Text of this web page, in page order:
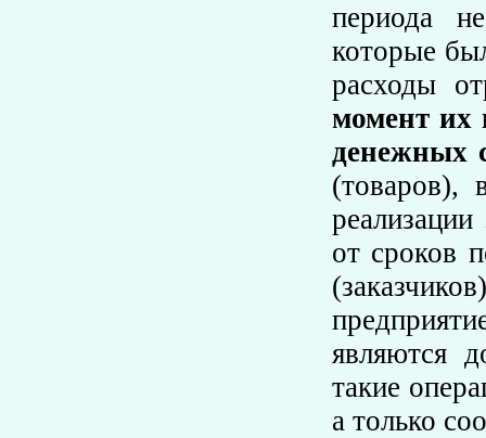
периода
которые
расходы
момент их
денежных
(товаров),
от сроков
являются
такие
а только